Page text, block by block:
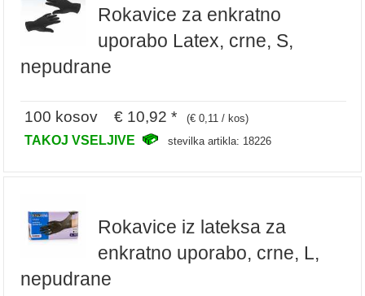
Rokavice za enkratno
uporabo Latex, crne, S,
nepudrane
100 kosov € 10,92 * (€ 0,11 / kos)
TAKOJ VSELJIVE stevilka artikla: 18226
Rokavice iz lateksa za
enkratno uporabo, crne, L,
nepudrane